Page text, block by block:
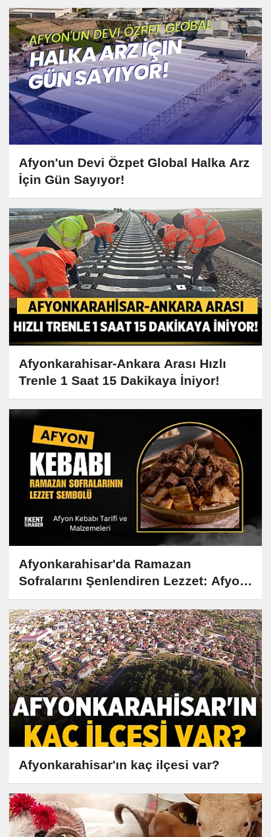
Afyon'un Devi Özpet Global Halka Arz
İçin Gün Sayıyor!
Afyonkarahisar-Ankara Arası Hızlı
Trenle 1 Saat 15 Dakikaya İniyor!
Afyonkarahisar'da Ramazan
Sofralarını Şenlendiren Lezzet: Afyon
Kebabı Tarifi ve Hikayesi
Afyonkarahisar'ın kaç ilçesi var?